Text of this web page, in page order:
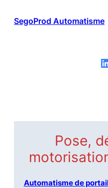
SegoProd Automatisme
LinkedIn
Pose,
Automatisme de